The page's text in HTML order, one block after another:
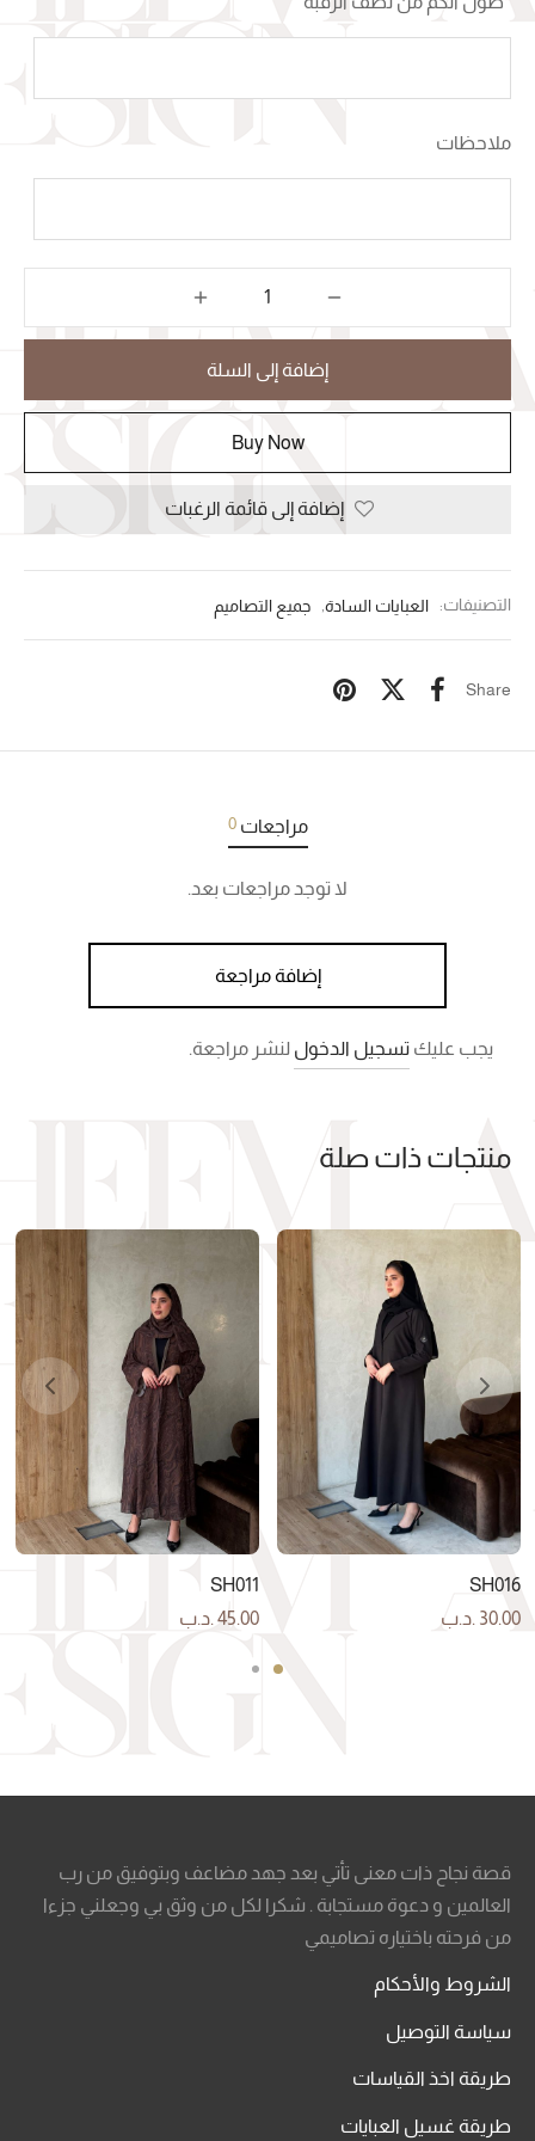
ملاحظات
إضافة إلى السلة
Buy Now
إضافة إلى قائمة الرغبات
التصنيفات: العبايات السادة, جميع التصاميم
Share
مراجعات0
لا توجد مراجعات بعد.
إضافة مراجعة
يجب عليك تسجيل الدخول لنشر مراجعة.
منتجات ذات صلة
SH016
30.00 .د.ب
SH011
45.00 .د.ب
قصة نجاح ذات معنى تأتي بعد جهد مضاعف وبتوفيق من رب
العالمين و دعوة مستجابة . شكرا لكل من وثق بي وجعلني جزءا
من فرحته باختياره تصاميمي
الشروط والأحكام
سياسة التوصيل
طريقة اخذ القياسات
طريقة غسيل العبايات